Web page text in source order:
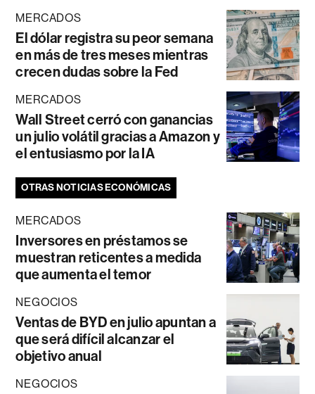
MERCADOS
El dólar registra su peor semana
en más de tres meses mientras
crecen dudas sobre la Fed
MERCADOS
Wall Street cerró con ganancias
un julio volátil gracias a Amazon y
el entusiasmo por la IA
OTRAS NOTICIAS ECONÓMICAS
MERCADOS
Inversores en préstamos se
muestran reticentes a medida
que aumenta el temor
NEGOCIOS
Ventas de BYD en julio apuntan a
que será difícil alcanzar el
objetivo anual
NEGOCIOS